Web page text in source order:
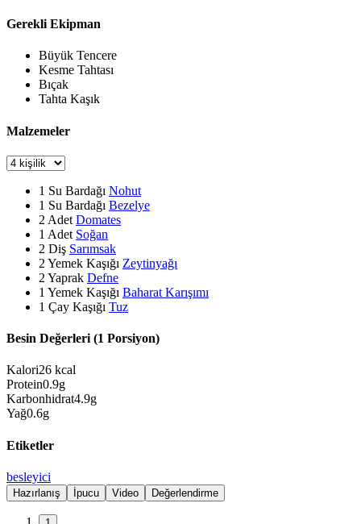
Gerekli Ekipman
Büyük Tencere
Kesme Tahtası
Bıçak
Tahta Kaşık
Malzemeler
1 Su Bardağı Nohut
1 Su Bardağı Bezelye
2 Adet Domates
1 Adet Soğan
2 Diş Sarımsak
2 Yemek Kaşığı Zeytinyağı
2 Yaprak Defne
1 Yemek Kaşığı Baharat Karışımı
1 Çay Kaşığı Tuz
Besin Değerleri (1 Porsiyon)
Kalori26 kcal
Protein0.9g
Karbonhidrat4.9g
Yağ0.6g
Etiketler
besleyici
Hazırlanış İpucu Video Değerlendirme